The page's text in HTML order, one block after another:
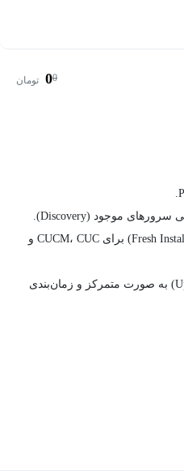
0
0 تومان
اجرای فرآیندهای نصب خودکار (Fresh Install) برای CUCM، CUC و
مدیریت ارتقای سیستم‌ها (Upgrade) به صورت متمرکز و زمان‌بندی